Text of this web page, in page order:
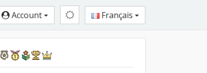
Account Français